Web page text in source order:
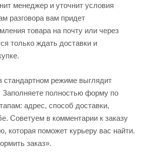
менеджер и уточнит условия
разговора вам придет
товара на почту или через
только ждать доставки и
режиме выглядит
полностью форму по
адрес, способ доставки,
Советуем в комментарии к заказу
которая поможет курьеру вас найти.
заказ».